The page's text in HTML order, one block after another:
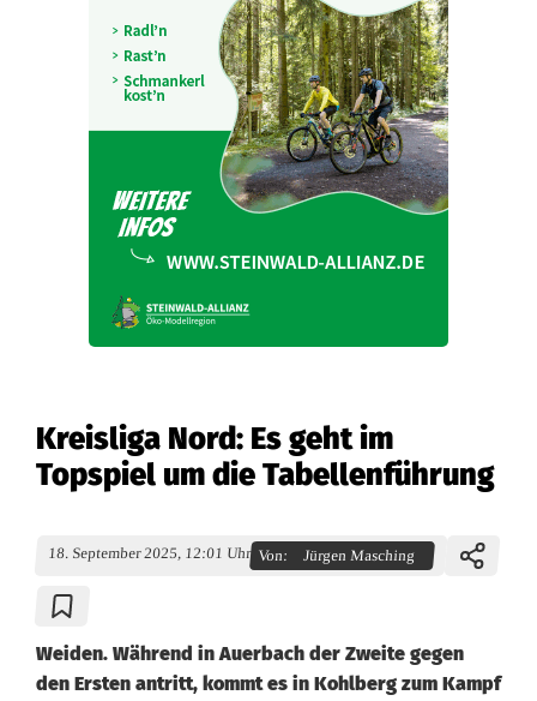
Kreisliga Nord: Es geht im
Topspiel um die Tabellenführung
18. September 2025, 12:01 Uhr Von: Jürgen Masching
Weiden. Während in Auerbach der Zweite gegen
den Ersten antritt, kommt es in Kohlberg zum Kampf